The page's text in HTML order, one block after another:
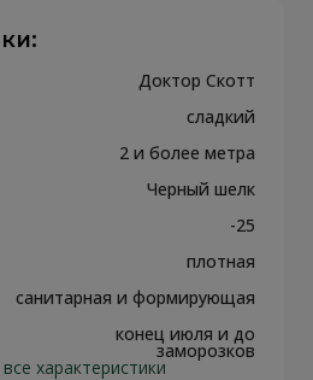
Доктор Скотт
сладкий
2 и более метра
Черный шелк
-25
плотная
санитарная и формирующая
конец июля и до
заморозков
характеристики